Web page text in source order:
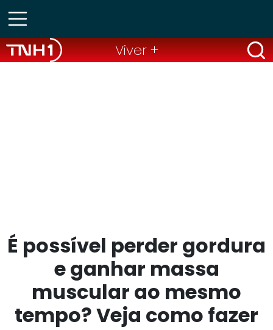
Viver +
É possível perder gordura
e ganhar massa
muscular ao mesmo
tempo? Veja como fazer